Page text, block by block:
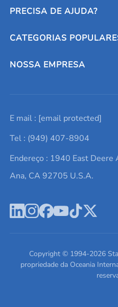
PRECISA DE AJUDA?
Conversores e
Entre em contato conosco
Lista de consultas
Termos e Condições
Política de Privacidade
CATEGORIAS
Metais refratários
Elementos de terras raras
Alvos de pulverização catódica
Ácido hialurônico
NOSSA EMPRESA
Promoções atuais
Notícias e blogs
Estudos de caso
Escreva para nós
E mail : [email protected]
Tel : (949) 407-8904
Endereço : 1940 East
Ana, CA 92705 U.S.A.
Copyright © 1994-2026
propriedade da Oceania